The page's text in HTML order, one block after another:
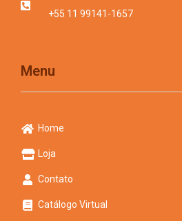
+55 11 99141-1657
Menu
Home
Loja
Contato
Catálogo Virtual